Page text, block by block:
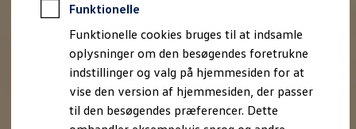
Funktionelle
Funktionelle cookies bruges til at indsamle
oplysninger om den besøgendes foretrukne
indstillinger og valg på hjemmesiden for at
vise den version af hjemmesiden, der passer
til den besøgendes præferencer. Dette
Book en prøvetur
Bestil et tilbud
Brugte biler
Pendlerleasing
Budgetberegner
Firmabil
Vejen til en ny Volkswagen
Online Privatleasing